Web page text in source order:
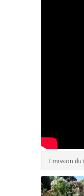
Emission du